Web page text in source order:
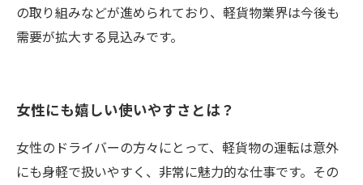
の取り組みなどが進められており、軽貨物業界は今後も
需要が拡大する見込みです。
女性にも嬉しい使いやすさとは？
女性のドライバーの方々にとって、軽貨物の運転は意外
にも身軽で扱いやすく、非常に魅力的な仕事です。その